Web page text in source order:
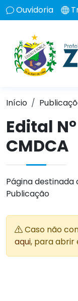
Ouvidoria
Início
Edital
CMDCA
Página
Publicação
Caso não
aqui, para abrir